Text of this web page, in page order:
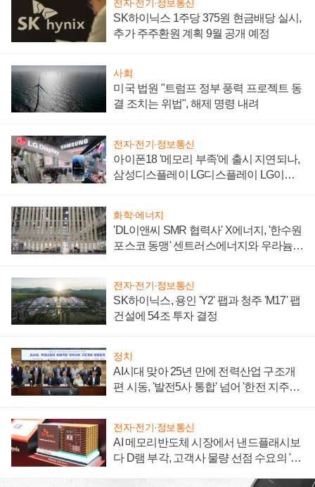
전자·전기·정보통신
SK하이닉스 1주당 375원 현금배당 실시,
추가 주주환원 계획 9월 공개 예정
사회
미국 법원 "트럼프 정부 풍력 프로젝트 동
결 조치는 위법", 해제 명령 내려
전자·전기·정보통신
아이폰18 '메모리 부족'에 출시 지연되나,
삼성디스플레이 LG디스플레이 LG이노
화학·에너지
'DL이앤씨 SMR 협력사' X에너지, '한수원
포스코 동맹' 센트러스에너지와 우라늄
전자·전기·정보통신
SK하이닉스, 용인 'Y2' 팹과 청주 'M17' 팹
건설에 54조 투자 결정
정치
AI시대 맞아 25년 만에 전력산업 구조개
편 시동, '발전5사 통합' 넘어 '한전 지주사'
전자·전기·정보통신
AI 메모리반도체 시장에서 낸드플래시보
다 D램 부각, 고객사 물량 선점 수요의 '우